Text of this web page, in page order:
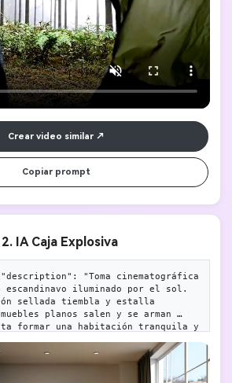
dedo del gato está levantado en el punto
justo. Justo como la imagen subida
Crear video similar
Copiar prompt
IA Caja Explosiva
"Toma cinematográfica
escandinavo iluminado por el sol.
sellada tiembla y estalla
planos salen y se arman
formar una habitación tranquila y
"Estilo
"Ángulo ancho
naturales cálidos con